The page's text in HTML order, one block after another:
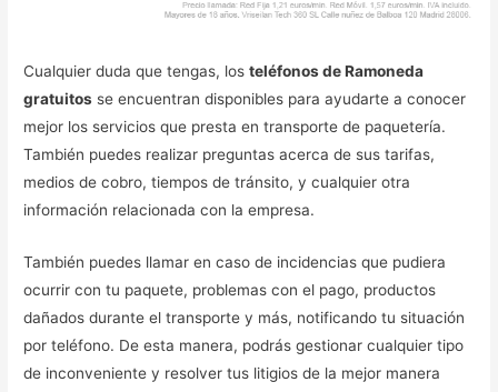
Cualquier duda que tengas, losteléfonos de Ramoneda
gratuitos se encuentran disponibles para ayudarte a conocer
mejor los servicios que presta en transporte de paquetería.
También puedes realizar preguntas acerca de sus tarifas,
medios de cobro, tiempos de tránsito, y cualquier otra
información relacionada con la empresa.
También puedes llamar en caso de incidencias que pudiera
ocurrir con tu paquete, problemas con el pago, productos
dañados durante el transporte y más, notificando tu situación
por teléfono. De esta manera, podrás gestionar cualquier tipo
de inconveniente y resolver tus litigios de la mejor manera